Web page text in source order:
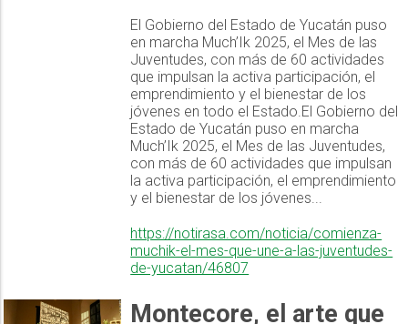
El Gobierno del Estado de Yucatán puso
en marcha Much’Ik 2025, el Mes de las
Juventudes, con más de 60 actividades
que impulsan la activa participación, el
emprendimiento y el bienestar de los
jóvenes en todo el Estado.El Gobierno del
Estado de Yucatán puso en marcha
Much’Ik 2025, el Mes de las Juventudes,
con más de 60 actividades que impulsan
la activa participación, el emprendimiento
y el bienestar de los jóvenes...
https://notirasa.com/noticia/comienza-
muchik-el-mes-que-une-a-las-juventudes-
de-yucatan/46807
Montecore, el arte que